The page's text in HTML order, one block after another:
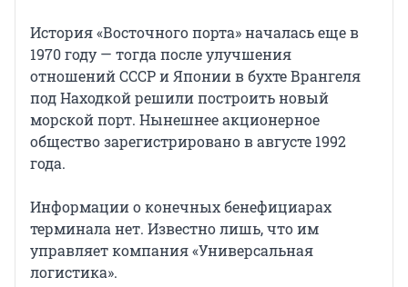
История «Восточного порта» началась еще в
1970 году — тогда после улучшения
отношений СССР и Японии в бухте Врангеля
под Находкой решили построить новый
морской порт. Нынешнее акционерное
общество зарегистрировано в августе 1992
года.
Информации о конечных бенефициарах
терминала нет. Известно лишь, что им
управляет компания «Универсальная
логистика».